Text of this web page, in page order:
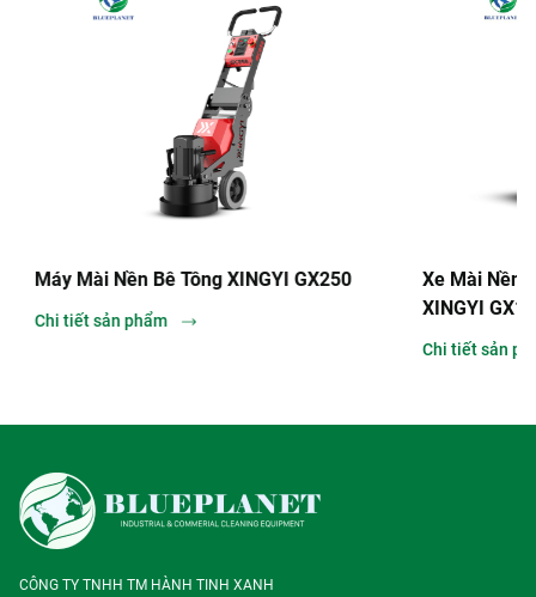
Máy Mài Nền Bê Tông XINGYI GX250
Chi tiết sản phẩm
Xe Mài Nền
XINGYI
Chi tiết sản
CÔNG TY TNHH TM HÀNH TINH XANH